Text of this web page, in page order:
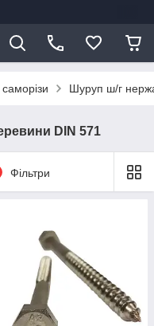
Шуруп ш/г
DIN 571
Фільтри